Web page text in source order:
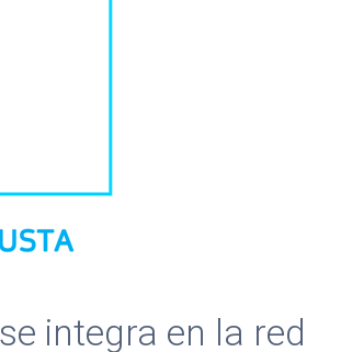
integra en la red